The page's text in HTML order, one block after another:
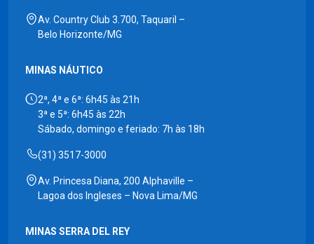
Av. Country Club 3.700, Taquaril –
Belo Horizonte/MG
MINAS NÁUTICO
2ª, 4ª e 6ª: 6h45 às 21h
3ª e 5ª: 6h45 às 22h
Sábado, domingo e feriado: 7h às 18h
(31) 3517-3000
Av. Princesa Diana, 200 Alphaville –
Lagoa dos Ingleses – Nova Lima/MG
MINAS SERRA DEL REY